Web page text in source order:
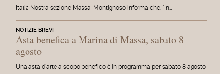
Italia Nostra sezione Massa-Montignoso informa che: "In…
NOTIZIE BREVI
Asta benefica a Marina di Massa, sabato 8
agosto
Una asta d'arte a scopo benefico è in programma per sabato 8 agosto